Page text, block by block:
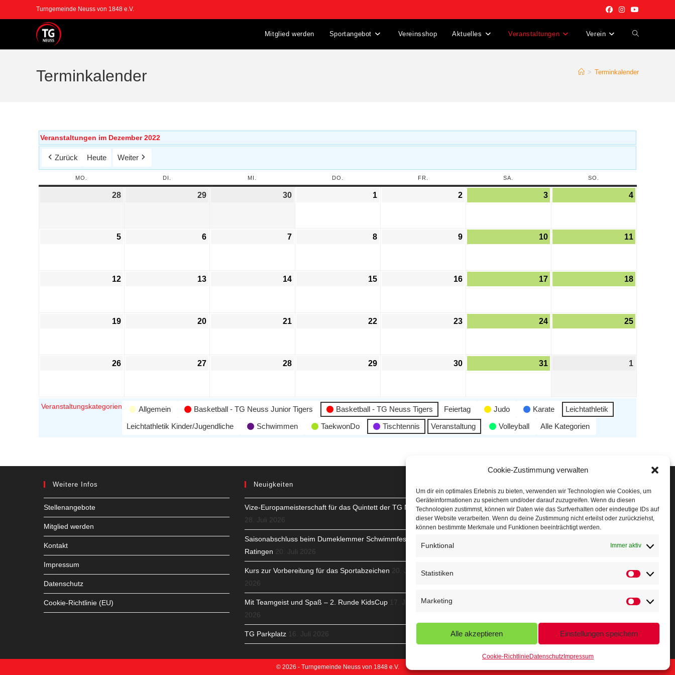
Cookie-Zustimmung verwalten
Um dir ein optimales Erlebnis zu bieten, verwenden wir Technologien wie Cookies, um
Geräteinformationen zu speichern und/oder darauf zuzugreifen. Wenn du diesen
Technologien zustimmst, können wir Daten wie das Surfverhalten oder eindeutige IDs auf
dieser Website verarbeiten. Wenn du deine Zustimmung nicht erteilst oder zurückziehst,
können bestimmte Merkmale und Funktionen beeinträchtigt werden.
Funktional Immer aktiv
Statistiken
Marketing
Alle akzeptieren Einstellungen speichern
Cookie-Richtlinie DatenschutzImpressum
Turngemeinde Neuss von 1848 e.V.
Mitglied werden Sportangebot Vereinsshop Aktuelles Veranstaltungen Verein
Terminkalender > Terminkalender
Veranstaltungen im Dezember 2022
Zurück Heute Weiter
MO. DI. MI. DO. FR. SA. SO.
28 29 30 1 2 3 4
5 6 7 8 9 10 11
12 13 14 15 16 17 18
19 20 21 22 23 24 25
26 27 28 29 30 31 1
Veranstaltungskategorien Allgemein Basketball - TG Neuss Junior Tigers Basketball - TG Neuss Tigers Feiertag Judo Karate
Leichtathletik
Leichtathletik Kinder/Jugendliche
Schwimmen TaekwonDo Tischtennis Veranstaltung Volleyball Alle Kategorien
Weitere Infos
Stellenangebote
Mitglied werden
Kontakt
Impressum
Datenschutz
Cookie-Richtlinie (EU)
Neuigkeiten
Vize-Europameisterschaft für das Quintett der TG Neuss
28. Juli 2026
Saisonabschluss beim Dumeklemmer Schwimmfest in
Ratingen 20. Juli 2026
Kurs zur Vorbereitung für das Sportabzeichen 20. Juli
2026
Mit Teamgeist und Spaß – 2. Runde KidsCup 17. Juli
2026
TG Parkplatz 16. Juli 2026
Höffner Run
Schnuppertag
Terminkalender
Nikolaus-Crosslauf
Capoeira Camp
© 2026 - Turngemeinde Neuss von 1848 e.V.